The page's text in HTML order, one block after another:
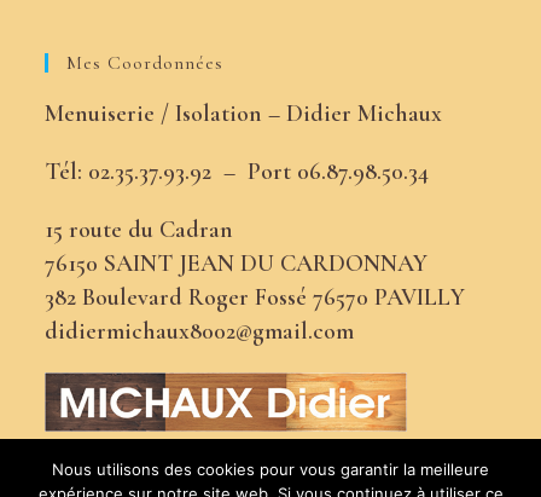
Mes Coordonnées
Menuiserie / Isolation – Didier Michaux
Tél: 02.35.37.93.92 – Port 06.87.98.50.34
15 route du Cadran
76150 SAINT JEAN DU CARDONNAY
382 Boulevard Roger Fossé 76570 PAVILLY
didiermichaux8002@gmail.com
Nous utilisons des cookies pour vous garantir la meilleure